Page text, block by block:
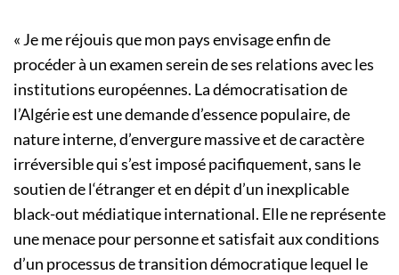
« Je me réjouis que mon pays envisage enfin de
procéder à un examen serein de ses relations avec les
institutions européennes. La démocratisation de
l’Algérie est une demande d’essence populaire, de
nature interne, d’envergure massive et de caractère
irréversible qui s’est imposé pacifiquement, sans le
soutien de l‘étranger et en dépit d’un inexplicable
black-out médiatique international. Elle ne représente
une menace pour personne et satisfait aux conditions
d’un processus de transition démocratique lequel le